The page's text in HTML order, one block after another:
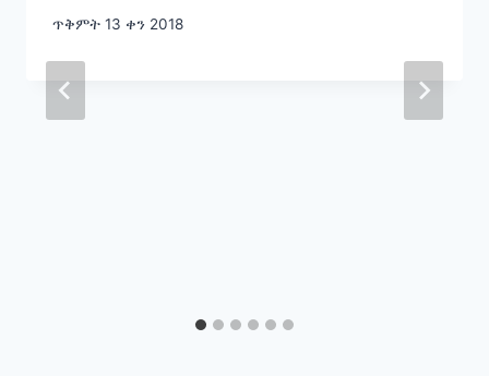
ጥቅምት 13 ቀን 2018